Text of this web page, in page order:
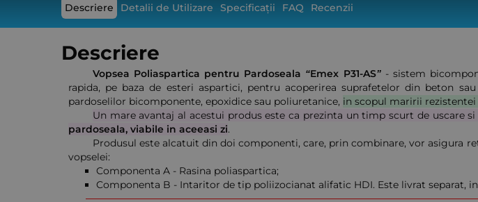
Descriere Detalii de Utilizare Specificații FAQ Recenzii
Descriere
Vopsea Poliaspartica pentru Pardoseala “Emex P31-AS”- sistem
rapida, pe baza de esteri aspartici, pentru acoperirea suprafetelor din beton
pardoselilor bicomponente, epoxidice sau poliuretanice, in scopul maririi
Un mare avantaj al acestui produs este ca prezinta un timp scurt de uscare
pardoseala, viabile in aceeasi zi.
Produsul este alcatuit din doi componenti, care, prin combinare, vor asigura
vopselei:
Componenta A - Rasina poliaspartica;
Componenta B - Intaritor de tip poliizocianat alifatic HDI. Este livrat separat,